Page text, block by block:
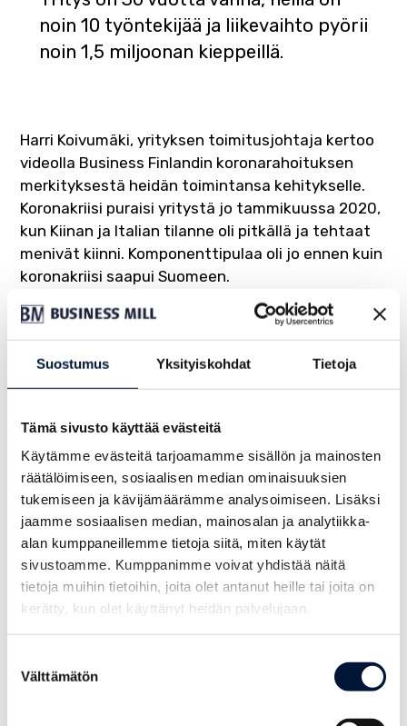
Suostumus Yksityiskohdat Tietoja
Tämä sivusto käyttää evästeitä
Käytämme evästeitä tarjoamamme sisällön ja mainosten
räätälöimiseen, sosiaalisen median ominaisuuksien
tukemiseen ja kävijämäärämme analysoimiseen. Lisäksi
jaamme sosiaalisen median, mainosalan ja analytiikka-
alan kumppaneillemme tietoja siitä, miten käytät
sivustoamme. Kumppanimme voivat yhdistää näitä
tietoja muihin tietoihin, joita olet antanut heille tai joita on
kerätty, kun olet käyttänyt heidän palvelujaan.
valinta
Välttämätön
noin 10 työntekijää ja liikevaihto pyörii
noin 1,5 miljoonan kieppeillä.
Harri Koivumäki, yrityksen toimitusjohtaja kertoo
videolla Business Finlandin koronarahoituksen
merkityksestä heidän toimintansa kehitykselle.
Koronakriisi puraisi yritystä jo tammikuussa 2020,
kun Kiinan ja Italian tilanne oli pitkällä ja tehtaat
menivät kiinni. Komponenttipulaa oli jo ennen kuin
koronakriisi saapui Suomeen.
Kotimaista tuotetta
tuontituotteiden tilalle
Business Finlandin koronarahoituksen avulla yritys
jolla saadaan kotimaista tuotetta
tuontituotteiden tilalle. Rahalla ostetaan
kotimaisilta suunnittelijoilta palvelua, josta
palautuu käytännössä verojen kautta valtiolle
suuria summiakin rahaa. Yrittäjä toteaakin, että:
”Ei se ole niin pahaa rahaa, kun se varmasti
käytetään oikein – meillä raha tullaan käyttämään
juuri siihen hankkeeseen, mihin se on haettu.”.
Meillä on siellä Business Millissä